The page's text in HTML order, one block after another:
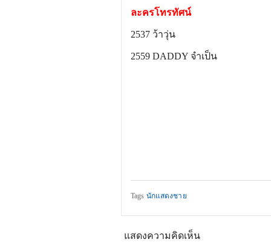
ละครโทรทัศน์
2537 ว้าวุ่น
2559 DADDY จำเป็น
Tags นักแสดงชาย
แสดงความคิดเห็น